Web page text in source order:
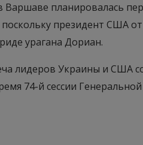
планировалась
президент США
урагана Дориан.
лидеров Украины и США
74-й сессии